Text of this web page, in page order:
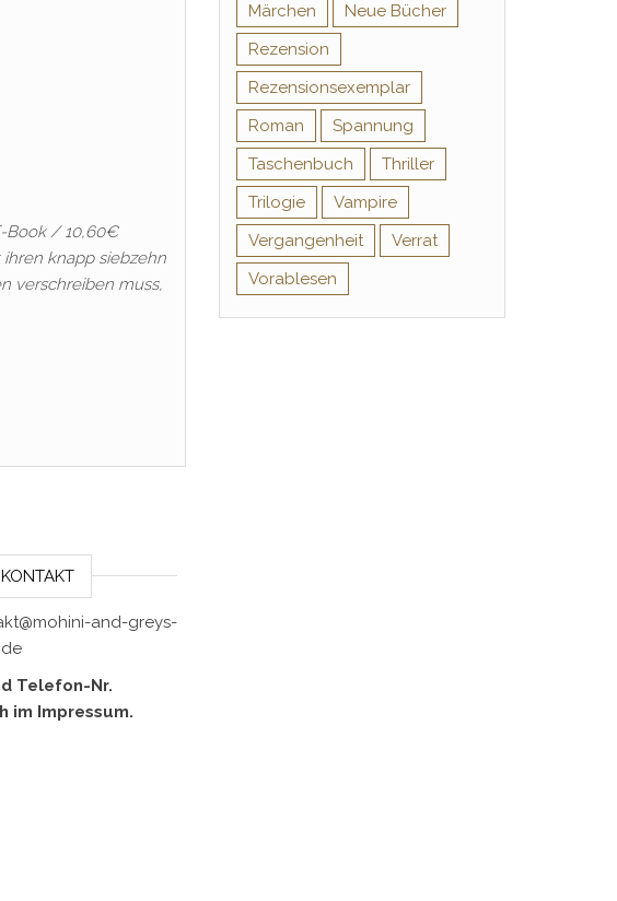
Book / 10,60€
ihren knapp siebzehn
verschreiben muss,
Märchen
Neue Bücher
Rezension
Rezensionsexemplar
Roman
Spannung
Taschenbuch
Thriller
Trilogie
Vampire
Vergangenheit
Verrat
Vorablesen
KONTAKT
and-greys-
Telefon-Nr.
im Impressum.